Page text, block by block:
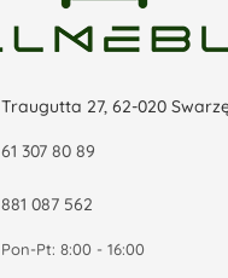
Traugutta 27, 62-020
61 307 80 89
881 087 562
Pon-Pt: 8:00 - 16:00